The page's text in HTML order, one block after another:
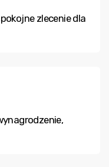
zlecenie dla